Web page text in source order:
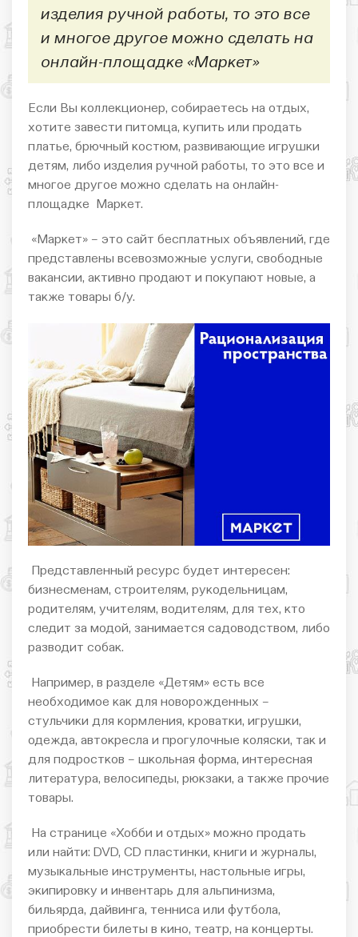
изделия ручной работы, то это все
и многое другое можно сделать на
онлайн-площадке «Маркет»
Если Вы коллекционер, собираетесь на отдых,
хотите завести питомца, купить или продать
платье, брючный костюм, развивающие игрушки
детям, либо изделия ручной работы, то это все и
многое другое можно сделать на онлайн-
площадке Маркет.
«Маркет» – это сайт бесплатных объявлений, где
представлены всевозможные услуги, свободные
вакансии, активно продают и покупают новые, а
также товары б/у.
Представленный ресурс будет интересен:
бизнесменам, строителям, рукодельницам,
родителям, учителям, водителям, для тех, кто
следит за модой, занимается садоводством, либо
разводит собак.
Например, в разделе «Детям» есть все
необходимое как для новорожденных –
стульчики для кормления, кроватки, игрушки,
одежда, автокресла и прогулочные коляски, так и
для подростков – школьная форма, интересная
литература, велосипеды, рюкзаки, а также прочие
товары.
На странице «Хобби и отдых» можно продать
или найти: DVD, CD пластинки, книги и журналы,
музыкальные инструменты, настольные игры,
экипировку и инвентарь для альпинизма,
бильярда, дайвинга, тенниса или футбола,
приобрести билеты в кино, театр, на концерты.